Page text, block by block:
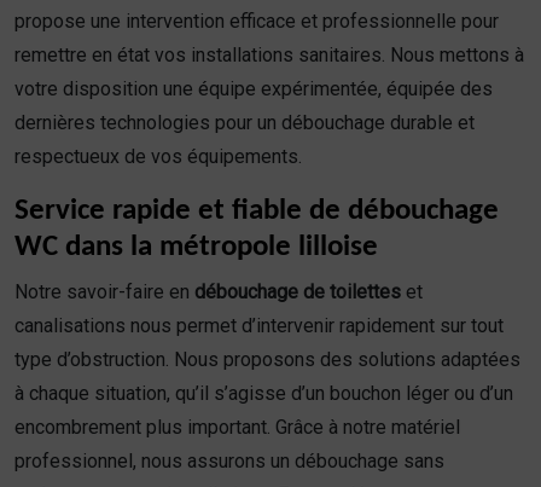
propose une intervention efficace et professionnelle pour
remettre en état vos installations sanitaires. Nous mettons à
votre disposition une équipe expérimentée, équipée des
dernières technologies pour un débouchage durable et
respectueux de vos équipements.
Service rapide et fiable de débouchage
WC dans la métropole lilloise
Notre savoir-faire en débouchage de toilettes et
canalisations nous permet d’intervenir rapidement sur tout
type d’obstruction. Nous proposons des solutions adaptées
à chaque situation, qu’il s’agisse d’un bouchon léger ou d’un
encombrement plus important. Grâce à notre matériel
professionnel, nous assurons un débouchage sans